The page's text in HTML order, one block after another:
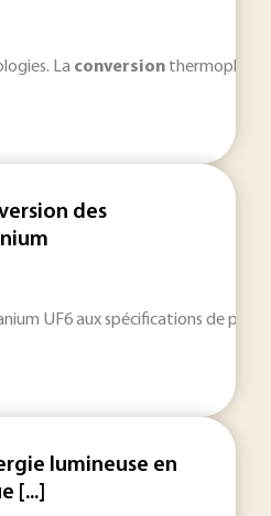
La conversion
des
UF6 aux spécifications de
lumineuse en
[...]